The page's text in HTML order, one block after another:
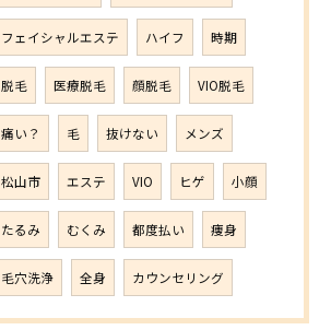
フェイシャルエステ ハイフ 時期
脱毛 医療脱毛 顔脱毛 VIO脱毛
痛い？ 毛 抜けない メンズ
松山市 エステ VIO ヒゲ 小顔
たるみ むくみ 都度払い 痩身
毛穴洗浄 全身 カウンセリング